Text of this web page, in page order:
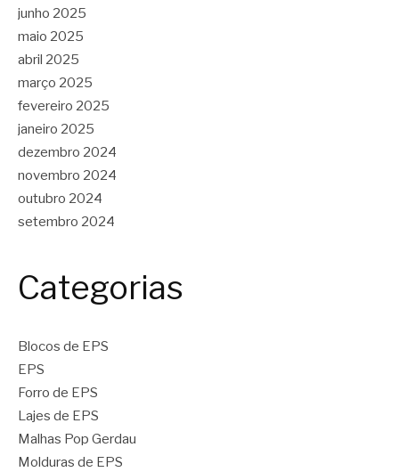
junho 2025
maio 2025
abril 2025
março 2025
fevereiro 2025
janeiro 2025
dezembro 2024
novembro 2024
outubro 2024
setembro 2024
Categorias
Blocos de EPS
EPS
Forro de EPS
Lajes de EPS
Malhas Pop Gerdau
Molduras de EPS